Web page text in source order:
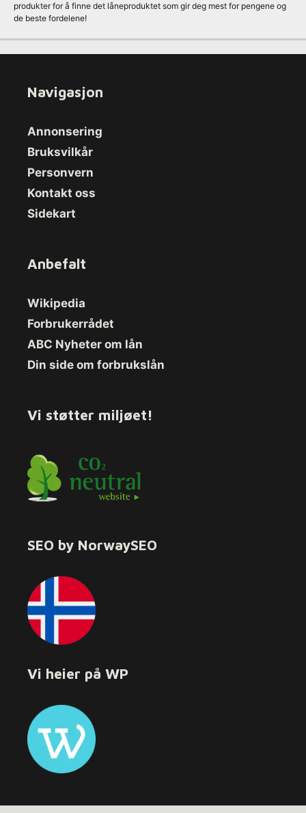
produkter for å finne det låneproduktet som gir deg mest for pengene og
de beste fordelene!
Navigasjon
Annonsering
Bruksvilkår
Personvern
Kontakt oss
Sidekart
Anbefalt
Wikipedia
Forbrukerrådet
ABC Nyheter om lån
Din side om forbrukslån
Vi støtter miljøet!
SEO by NorwaySEO
Vi heier på WP